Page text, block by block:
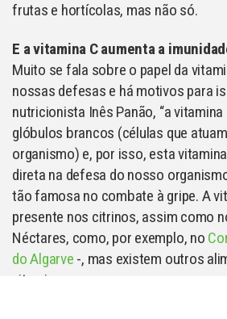
frutas e hortícolas, mas não só.
E a vitamina C aumenta a
Muito se fala sobre o papel da
nossas defesas e há motivos para
nutricionista Inês Panão, “a
glóbulos brancos (células que
organismo) e, por isso, esta
direta na defesa do nosso
tão famosa no combate à gripe. A
presente nos citrinos, assim como
Néctares, como, por exemplo, no
do Algarve -, mas existem outros
vitamina, como: